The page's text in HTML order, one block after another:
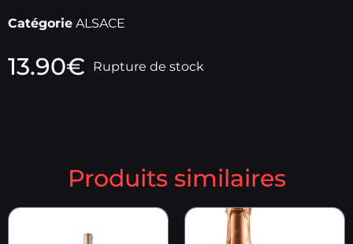
Catégorie ALSACE
13.90€ Rupture de stock
Produits similaires